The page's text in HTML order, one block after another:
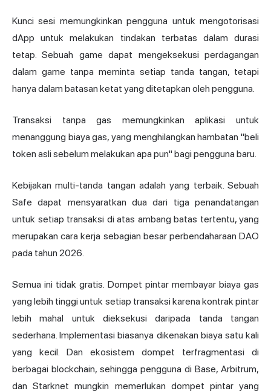
Kunci sesi memungkinkan pengguna untuk mengotorisasi
dApp untuk melakukan tindakan terbatas dalam durasi
tetap. Sebuah game dapat mengeksekusi perdagangan
dalam game tanpa meminta setiap tanda tangan, tetapi
hanya dalam batasan ketat yang ditetapkan oleh pengguna.
Transaksi tanpa gas memungkinkan aplikasi untuk
menanggung biaya gas, yang menghilangkan hambatan "beli
token asli sebelum melakukan apa pun" bagi pengguna baru.
Kebijakan multi-tanda tangan adalah yang terbaik. Sebuah
Safe dapat mensyaratkan dua dari tiga penandatangan
untuk setiap transaksi di atas ambang batas tertentu, yang
merupakan cara kerja sebagian besar perbendaharaan DAO
pada tahun 2026.
Semua ini tidak gratis. Dompet pintar membayar biaya gas
yang lebih tinggi untuk setiap transaksi karena kontrak pintar
lebih mahal untuk dieksekusi daripada tanda tangan
sederhana. Implementasi biasanya dikenakan biaya satu kali
yang kecil. Dan ekosistem dompet terfragmentasi di
berbagai blockchain, sehingga pengguna di Base, Arbitrum,
dan Starknet mungkin memerlukan dompet pintar yang